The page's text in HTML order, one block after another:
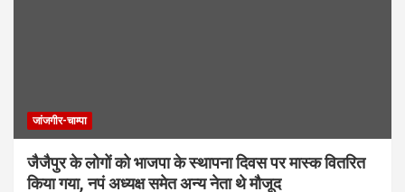
जांजगीर-चाम्पा
जैजैपुर के लोगों को भाजपा के स्थापना दिवस पर मास्क वितरित
किया गया, नपं अध्यक्ष समेत अन्य नेता थे मौजूद